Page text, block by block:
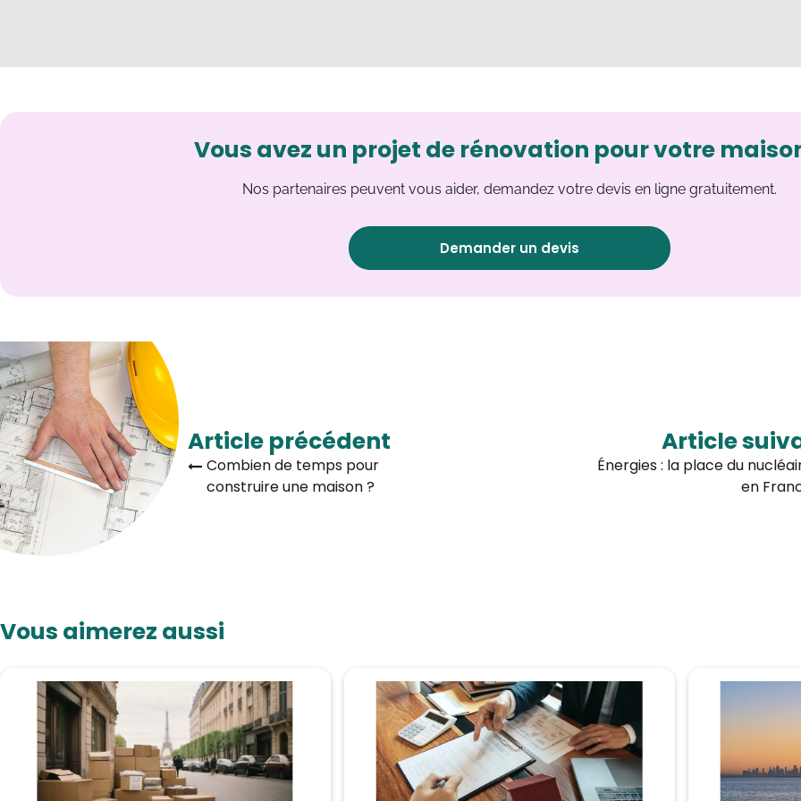
Vous avez un projet de rénovation pour votre
Nos partenaires peuvent vous aider, demandez votre devis en ligne gratuitement.
Demander un devis
Article précédent
Combien de temps pour
construire une maison ?
Article
Énergies : la place du
en
Vous aimerez aussi